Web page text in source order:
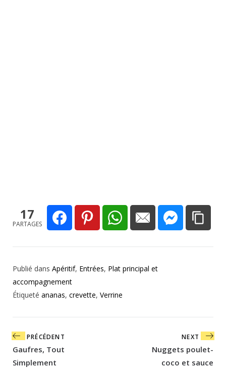
17
PARTAGES
Publié dans Apéritif, Entrées, Plat principal et
accompagnement
Étiqueté ananas, crevette, Verrine
Navigation
de
l’article
PRÉCÉDENT
Gaufres, Tout
Simplement
NEXT
Nuggets poulet-
coco et sauce